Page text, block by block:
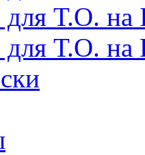
для Т.О.
для Т.О. на